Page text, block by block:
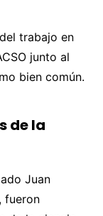
trabajo en
junto al
bien común.
de la
Juan
fueron